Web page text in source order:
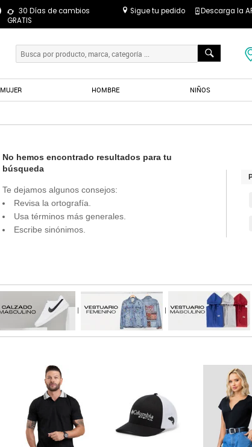
30 Días de cambios
GRATIS
Sigue tu pedido Descarga la
MUJER HOMBRE NIÑOS
No hemos encontrado resultados para tu
búsqueda
Te dejamos algunos consejos:
Revisa la ortografía.
Usa términos más generales.
Escribe sinónimos.